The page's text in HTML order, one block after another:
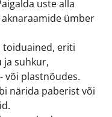
uste alla
ümber
toiduained, eriti
ja suhkur,
või plastnõudes.
närida paberist või